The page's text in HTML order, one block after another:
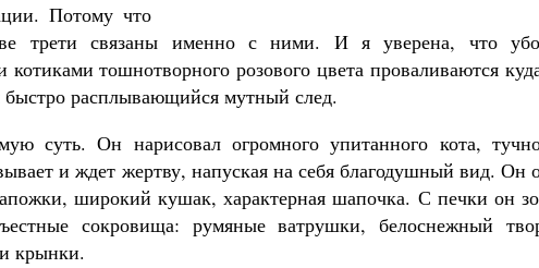
Потому что
трети связаны именно с ними. И я уверена, что
тошнотворного розового цвета проваливаются
быстро расплывающийся мутный след.
суть. Он нарисовал огромного упитанного кота,
и ждет жертву, напуская на себя благодушный вид. Он
широкий кушак, характерная шапочка. С печки он
сокровища: румяные ватрушки, белоснежный
крынки.